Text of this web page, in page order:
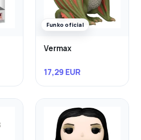
Funko oficial
Vermax
17,29 EUR